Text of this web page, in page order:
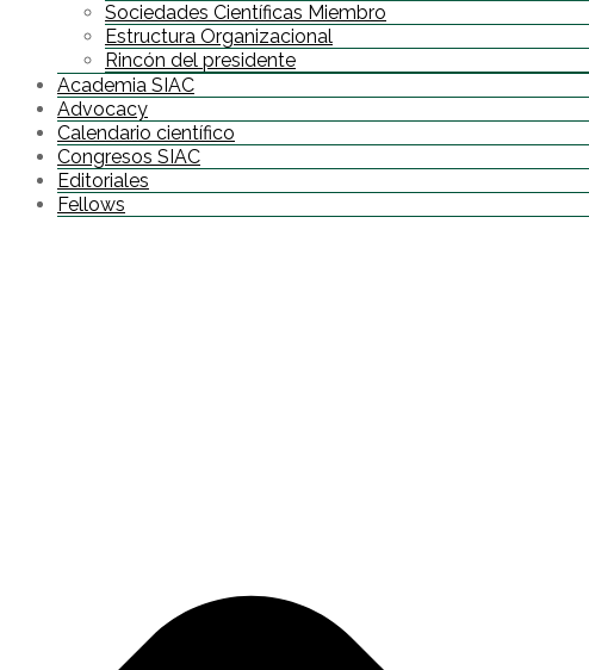
Sociedades Científicas Miembro
Estructura Organizacional
Rincón del presidente
Academia SIAC
Advocacy
Calendario científico
Congresos SIAC
Editoriales
Fellows